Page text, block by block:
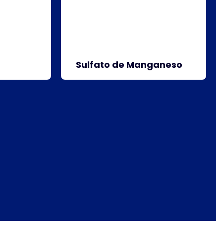
Sulfato de Manganeso